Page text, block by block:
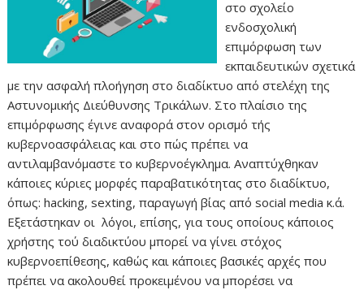
στο σχολείο
ενδοσχολική
επιμόρφωση των
εκπαιδευτικών σχετικά
με την ασφαλή πλοήγηση στο διαδίκτυο από στελέχη της
Αστυνομικής Διεύθυνσης Τρικάλων. Στο πλαίσιο της
επιμόρφωσης έγινε αναφορά στον ορισμό τής
κυβερνοασφάλειας και στο πώς πρέπει να
αντιλαμβανόμαστε το κυβερνοέγκλημα. Αναπτύχθηκαν
κάποιες κύριες μορφές παραβατικότητας στο διαδίκτυο,
όπως: hacking, sexting, παραγωγή βίας από social media κ.ά.
Εξετάστηκαν οι λόγοι, επίσης, για τους οποίους κάποιος
χρήστης τού διαδικτύου μπορεί να γίνει στόχος
κυβερνοεπίθεσης, καθώς και κάποιες βασικές αρχές που
πρέπει να ακολουθεί προκειμένου να μπορέσει να